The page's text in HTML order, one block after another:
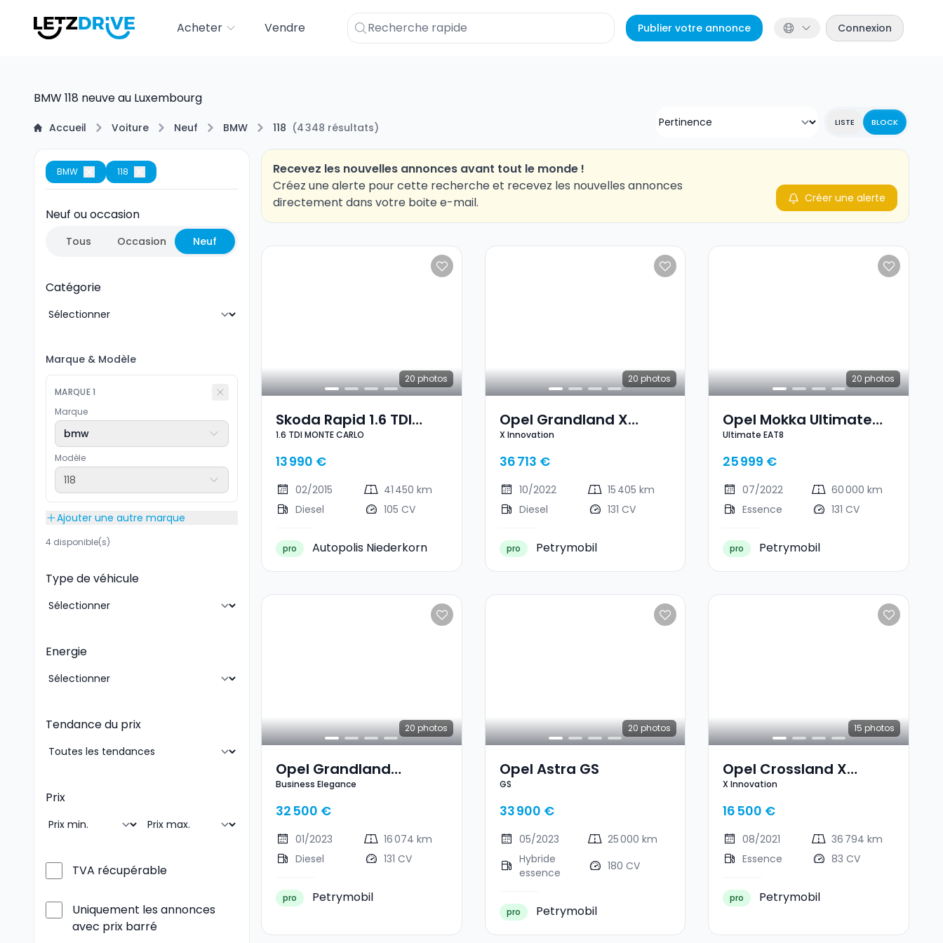
Acheter Vendre Publier votre annonce Connexion
BMW 118 neuve au Luxembourg
Accueil Voiture Neuf BMW 118 (4 348 résultats) LISTE BLOCK
BMW 118
Neuf ou occasion
Tous Occasion Neuf
Catégorie
Marque & Modèle
MARQUE1
Marque
bmw
Modèle
118
Ajouter une autre marque
4 disponible(s)
Type de véhicule
Energie
Tendance du prix
Prix
TVA récupérable
Uniquement les annonces
avec prix barré
Recevez les nouvelles annonces avant tout le monde !
Créez une alerte pour cette recherche et recevez les nouvelles annonces
directement dans votre boite e-mail.
Créer une alerte
20 photos
Skoda Rapid 1.6 TDI
MONTE CARLO
1.6 TDI MONTE CARLO
13 990 €
02/2015
41 450 km
Diesel
105 CV
pro Autopolis Niederkorn
20 photos
Opel Grandland X
Innovation
X Innovation
36 713 €
10/2022
15 405 km
Diesel
131 CV
pro Petrymobil
20 photos
Opel Mokka Ultimate
EAT8
Ultimate EAT8
25 999 €
07/2022
60 000 km
Essence
131 CV
pro Petrymobil
20 photos
Opel Grandland
Business Elegance
Business Elegance
32 500 €
01/2023
16 074 km
Diesel
131 CV
pro Petrymobil
20 photos
Opel Astra GS
GS
33 900 €
05/2023
25 000 km
Hybride
essence
180 CV
pro Petrymobil
15 photos
Opel Crossland X
Innovation
X Innovation
16 500 €
08/2021
36 794 km
Essence
83 CV
pro Petrymobil